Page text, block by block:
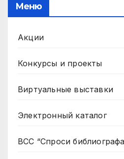
Меню
Акции
Конкурсы и проекты
Виртуальные выставки
Электронный каталог
ВСС “Спроси